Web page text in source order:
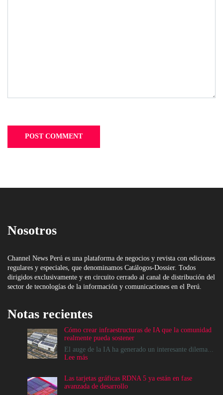
Nosotros
Channel News Perú es una plataforma de negocios y revista con ediciones
regulares y especiales, que denominamos Catálogos-Dossier. Todos
dirigidos exclusivamente y en circuito cerrado al canal de distribución del
sector de tecnologías de la información y comunicaciones en el Perú.
Notas recientes
Cómo crear infraestructuras de IA que la comunidad
realmente pueda sostener
El auge de la IA ha generado un interesante dilema...
Lee más:
infraestructuras
de
Las tarjetas gráficas RDNA 5 ya están en fase
avanzada de desarrollo